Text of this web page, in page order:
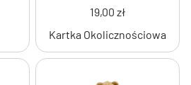
19,00 zł
Kartka Okolicznościowa